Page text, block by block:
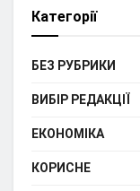
Категорії
БЕЗ РУБРИКИ
ВИБІР РЕДАКЦІЇ
ЕКОНОМІКА
КОРИСНЕ